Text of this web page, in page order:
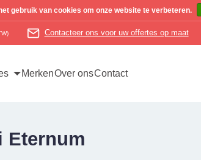
Contacteer ons voor uw offertes op maat
MerkenOver onsContact
Eternum
gebruik van cookies om onze website te verbeteren.